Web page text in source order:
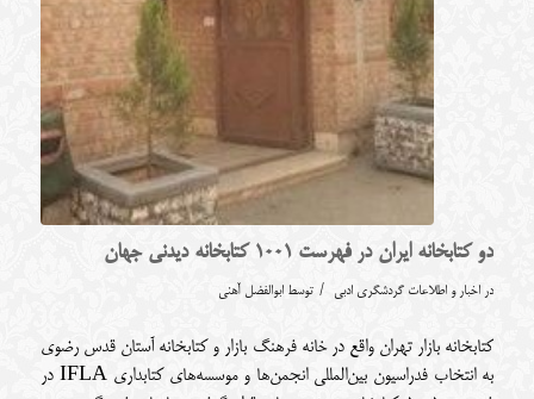
دو کتابخانه ایران در فهرست 1001 کتابخانه دیدنی جهان
در اخبار و اطلاعات گردشگری ادبی / توسط ابوالفضل آهنی
کتابخانه بازار تهران واقع در خانه فرهنگ بازار و کتابخانه آستان قدس رضوی
به انتخاب فدراسیون بین‌المللی انجمن‌ها و موسسه‌های کتابداری IFLA در